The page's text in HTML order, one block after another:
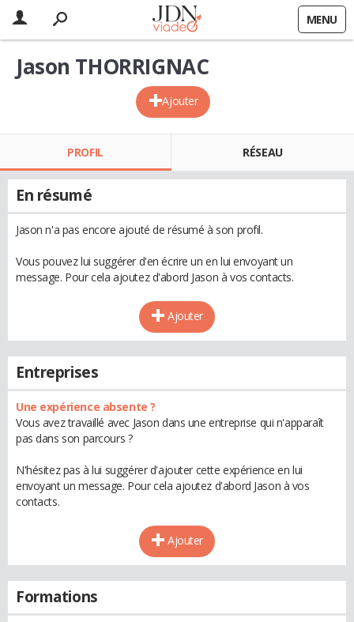
MENU
Ajouter
Jason THORRIGNAC
PROFIL RÉSEAU
En résumé
Jason n'a pas encore ajouté de résumé à son profil.
Vous pouvez lui suggérer d'en écrire un en lui envoyant un
message. Pour cela ajoutez d'abord Jason à vos contacts.
Ajouter
Entreprises
Une expérience absente ?
Vous avez travaillé avec Jason dans une entreprise qui n'apparaît
pas dans son parcours ?
N'hésitez pas à lui suggérer d'ajouter cette expérience en lui
envoyant un message. Pour cela ajoutez d'abord Jason à vos
contacts.
Ajouter
Formations